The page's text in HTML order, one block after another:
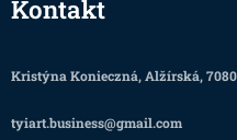
Kontakt
Kristýna Konieczná, Alžírská,
tyiart.business@gmail.com